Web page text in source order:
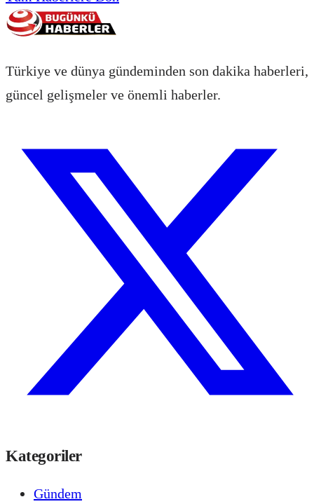
Türkiye ve dünya gündeminden son dakika haberleri,
güncel gelişmeler ve önemli haberler.
Kategoriler
Gündem